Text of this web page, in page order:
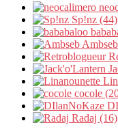
Sp!nz (44)
cocole
Radaj (16)